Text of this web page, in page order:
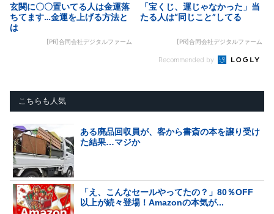
玄関に〇〇置いてる人は金運落
ちてます…金運を上げる方法と
は
[PR]合同会社デジタルファーム
「宝くじ、運じゃなかった」当
たる人は“同じこと”してる
[PR]合同会社デジタルファーム
Recommended by
こちらも人気
ある廃品回収員が、客から書斎の本を譲り受け
た結果…マジか
「え、こんなセールやってたの？」80％OFF
以上が続々登場！Amazonの本気が...